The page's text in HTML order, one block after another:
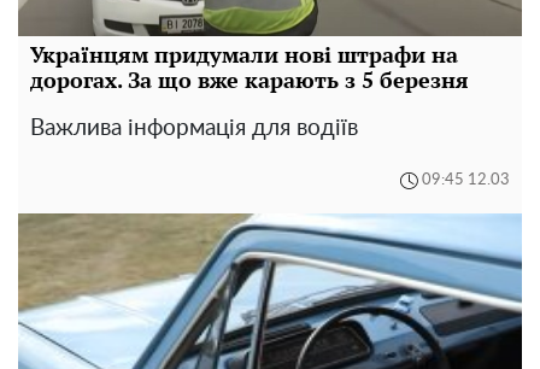
Українцям придумали нові штрафи на
дорогах. За що вже карають з 5 березня
Важлива інформація для водіїв
09:45 12.03